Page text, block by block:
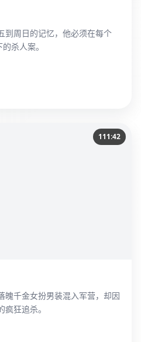
到周日的记忆，他必须在每个
杀人案。
111:42
魄千金女扮男装混入军营，却因
狂追杀。